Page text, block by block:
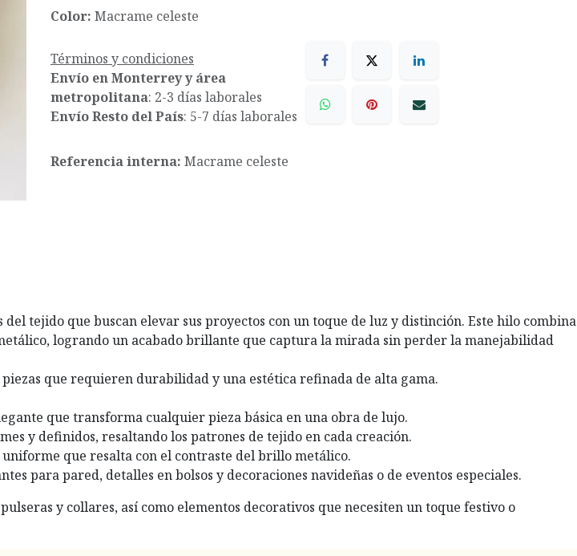
Color: Macrame celeste
Términos y condiciones
Envío en Monterrey y área
metropolitana: 2-3 días laborales
Envío Resto del País: 5-7 días laborales
Referencia interna: Macrame celeste
tejido que buscan elevar sus proyectos con un toque de luz y distinción. Este hilo combina
logrando un acabado brillante que captura la mirada sin perder la manejabilidad
que requieren durabilidad y una estética refinada de alta gama.
que transforma cualquier pieza básica en una obra de lujo.
y definidos, resaltando los patrones de tejido en cada creación.
que resalta con el contraste del brillo metálico.
para pared, detalles en bolsos y decoraciones navideñas o de eventos especiales.
y collares, así como elementos decorativos que necesiten un toque festivo o